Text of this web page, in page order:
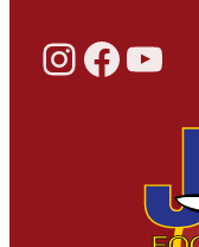
Instagram Facebook YouTube